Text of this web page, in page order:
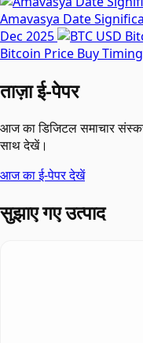
Amavasya Date
Dec 2025
Bitcoin Price Buy Timing
ताज़ा ई-पेपर
आज का डिजिटल समाचार
साथ देखें।
आज का ई-पेपर देखें
सुझाए गए उत्पाद